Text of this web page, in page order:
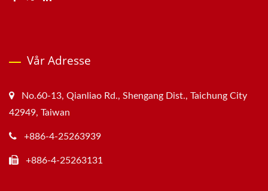
Vår Adresse
No.60-13, Qianliao Rd., Shengang Dist., Taichung City
42949, Taiwan
+886-4-25263939
+886-4-25263131